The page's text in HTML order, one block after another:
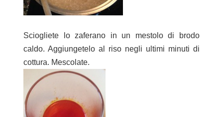
Sciogliete lo zaferano in un mestolo di brodo
caldo. Aggiungetelo al riso negli ultimi minuti di
cottura. Mescolate.